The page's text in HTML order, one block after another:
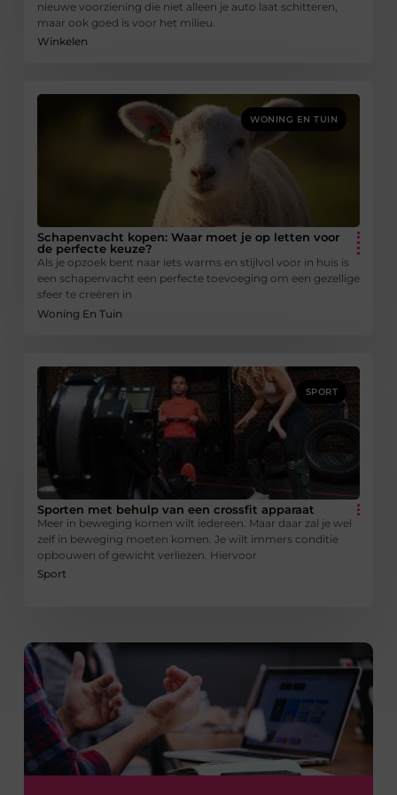
nieuwe voorziening die niet alleen je auto laat schitteren,
maar ook goed is voor het milieu.
Winkelen
WONING EN TUIN
Schapenvacht kopen: Waar moet je op letten voor
de perfecte keuze?
Als je opzoek bent naar iets warms en stijlvol voor in huis is
een schapenvacht een perfecte toevoeging om een gezellige
sfeer te creëren in
Woning En Tuin
SPORT
Sporten met behulp van een crossfit apparaat
Meer in beweging komen wilt iedereen. Maar daar zal je wel
zelf in beweging moeten komen. Je wilt immers conditie
opbouwen of gewicht verliezen. Hiervoor
Sport